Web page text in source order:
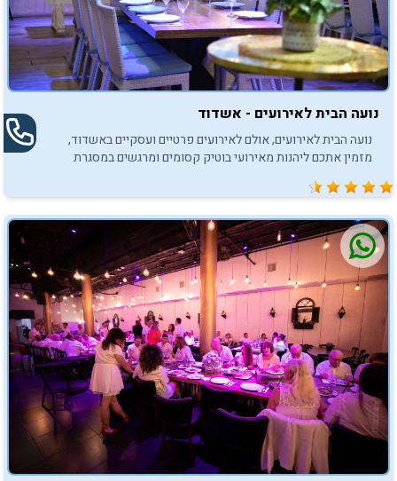
נועה הבית לאירועים - אשדוד
נועה הבית לאירועים, אולם לאירועים פרטיים ועסקיים באשדוד,
מזמין אתכם ליהנות מאירועי בוטיק קסומים ומרגשים במסגרת
חגיגות בר/בת המצווה.